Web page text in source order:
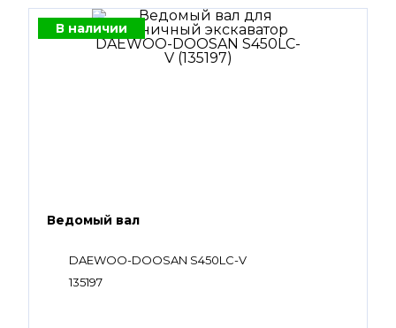
В наличии
Ведомый вал
DAEWOO-DOOSAN S450LC-V
135197